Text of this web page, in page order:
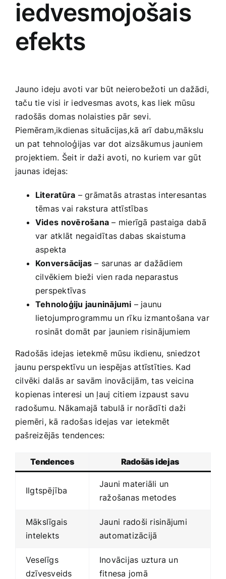
iedvesmojošais
efekts
Jauno ideju avoti var būt neierobežoti ⁣un ‌dažādi,
taču tie ⁢visi ir iedvesmas avots, kas liek mūsu
radošās domas nolaisties pār sevi.
Piemēram,ikdienas situācijas,kā ⁢arī dabu,mākslu
un pat tehnoloģijas var dot aizsākumus jauniem
projektiem. Šeit ir daži avoti,‍ no kuriem var​ gūt
jaunas idejas:
Literatūra – grāmatās atrastas​ interesantas
tēmas vai rakstura attīstības
Vides ⁤novērošana – mierīgā pastaiga dabā
var atklāt negaidītas dabas‌ skaistuma
aspekta
Konversācijas – sarunas ar dažādiem
cilvēkiem bieži vien ​rada neparastus
perspektīvas
Tehnoloģiju‍ jauninājumi – jaunu⁢
lietojumprogrammu un rīku izmantošana var
⁢rosināt domāt par jauniem risinājumiem
Radošās idejas ietekmē mūsu ikdienu, sniedzot
jaunu perspektīvu un iespējas attīstīties. Kad
cilvēki dalās ar ‍savām inovācijām, tas veicina
⁣kopienas interesi un‌ ļauj ⁣citiem izpaust savu
radošumu. Nākamajā tabulā ⁤ir norādīti daži
piemēri, kā ⁢radošas idejas var ietekmēt
pašreizējās⁣ tendences:
Tendences Radošās idejas
Ilgtspējība
Jauni materiāli ⁣un
ražošanas‍ metodes
Mākslīgais
⁤intelekts
Jauni⁤ radoši risinājumi
automatizācijā
Veselīgs⁤
dzīvesveids
Inovācijas uztura un
fitnesa jomā